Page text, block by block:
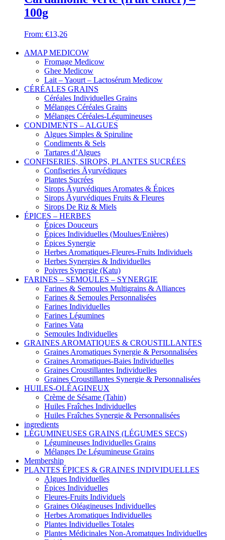
100g
From: €13,26
AMAP MEDICOW
Fromage Medicow
Ghee Medicow
Lait – Yaourt – Lactosérum Medicow
CÉRÉALES GRAINS
Céréales Individuelles Grains
Mélanges Céréales Grains
Mélanges Céréales-Légumineuses
CONDIMENTS – ALGUES
Algues Simples & Spiruline
Condiments & Sels
Tartares d’Algues
CONFISERIES, SIROPS, PLANTES SUCRÉES
Confiseries Āyurvédiques
Plantes Sucrées
Sirops Āyurvédiques Aromates & Épices
Sirops Āyurvédiques Fruits & Fleures
Sirops De Riz & Miels
ÉPICES – HERBES
Épices Douceurs
Épices Individuelles (Moulues/Enières)
Épices Synergie
Herbes Aromatiques-Fleures-Fruits Individuels
Herbes Synergies & Individuelles
Poivres Synergie (Katu)
FARINES – SEMOULES – SYNERGIE
Farines & Semoules Multigrains & Alliances
Farines & Semoules Personnalisées
Farines Individuelles
Farines Légumines
Farines Vata
Semoules Individuelles
GRAINES AROMATIQUES & CROUSTILLANTES
Graines Aromatiques Synergie & Personnalisées
Graines Aromatiques-Baies Individuelles
Graines Croustillantes Individuelles
Graines Croustillantes Synergie & Personnalisées
HUILES-OLÉAGINEUX
Crème de Sésame (Tahin)
Huiles Fraîches Individuelles
Huiles Fraîches Synergie & Personnalisées
ingredients
LÉGUMINEUSES GRAINS (LÉGUMES SECS)
Légumineuses Individuelles Grains
Mélanges De Légumineuse Grains
Membership
PLANTES ÉPICES & GRAINES INDIVIDUELLES
Algues Individuelles
Épices Individuelles
Fleures-Fruits Individuels
Graines Oléagineuses Individuelles
Herbes Aromatiques Individuelles
Plantes Individuelles Totales
Plantes Médicinales Non-Aromatques Individuelles